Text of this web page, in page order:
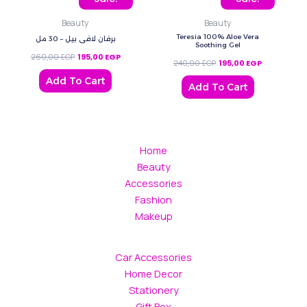
Beauty
برفان لافي بيل – 30 مل
260,00EGP 195,00 EGP
Add To Cart
Beauty
Teresia 100% Aloe Vera
Soothing Gel
240,00EGP 195,00 EGP
Add To Cart
Home
Beauty
Accessories
Fashion
Makeup
Car Accessories
Home Decor
Stationery